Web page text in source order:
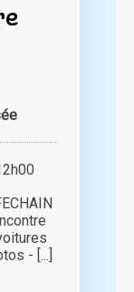
- [...]